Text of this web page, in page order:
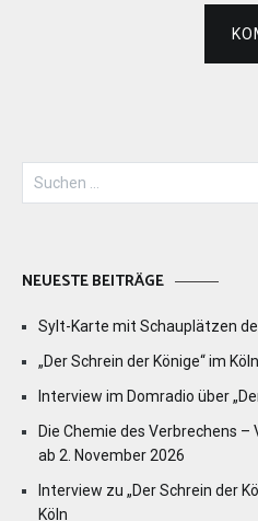
Suchen
nach:
NEUESTE BEITRÄGE
Sylt-Karte mit Schauplätzen
„Der Schrein der Könige“ im
Interview im Domradio über
Die Chemie des Verbrechens
ab 2. November 2026
Interview zu „Der Schrein der
Köln